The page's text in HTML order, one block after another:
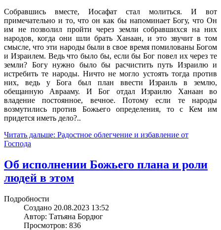
Собравшись вместе, Иосафат стал молиться. И вот
примечательно и то, что он как бы напоминает Богу, что Он
им не позволил пройти через земли собравшихся на них
народов, когда они шли брать Ханаан, и это звучит в том
смысле, что эти народы были в свое время помилованы Богом
и Израилем. Ведь что было бы, если бы Бог повел их через те
земли? Богу нужно было бы расчистить путь Израилю и
истребить те народы. Ничто не могло устоять тогда против
них, ведь у Бога был план ввести Израиль в землю,
обещанную Аврааму. И Бог отдал Израилю Ханаан во
владение постоянное, вечное. Потому если те народы
возмутились против Божьего определения, то с Кем им
придется иметь дело?..
Читать дальше: Радостное облегчение и избавление от
Господа
Об исполнении Божьего плана и роли
людей в этом
Подробности
Создано 20.08.2023 13:52
Автор: Татьяна Бордюг
Просмотров: 836